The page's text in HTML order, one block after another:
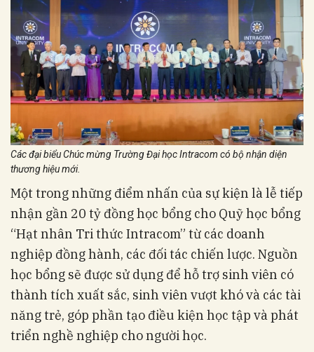
Các đại biểu Chúc mừng Trường Đại học Intracom có bộ nhận diện
thương hiệu mới.
Một trong những điểm nhấn của sự kiện là lễ tiếp
nhận gần 20 tỷ đồng học bổng cho Quỹ học bổng
“Hạt nhân Tri thức Intracom” từ các doanh
nghiệp đồng hành, các đối tác chiến lược. Nguồn
học bổng sẽ được sử dụng để hỗ trợ sinh viên có
thành tích xuất sắc, sinh viên vượt khó và các tài
năng trẻ, góp phần tạo điều kiện học tập và phát
triển nghề nghiệp cho người học.